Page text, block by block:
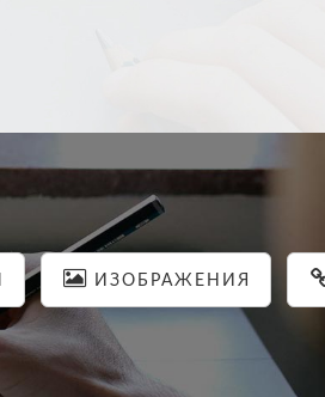
ИЗОБРАЖЕНИЯ